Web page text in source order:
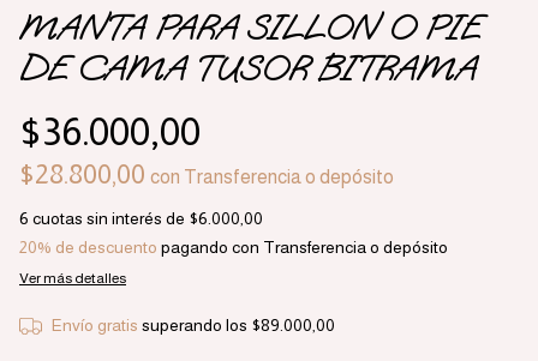
MANTA PARA SILLON O PIE
DE CAMA TUSOR BITRAMA
$36.000,00
$28.800,00 con Transferencia o depósito
6 cuotas sin interés de $6.000,00
20% de descuento pagando con Transferencia o depósito
Ver más detalles
Envío gratis superando los $89.000,00